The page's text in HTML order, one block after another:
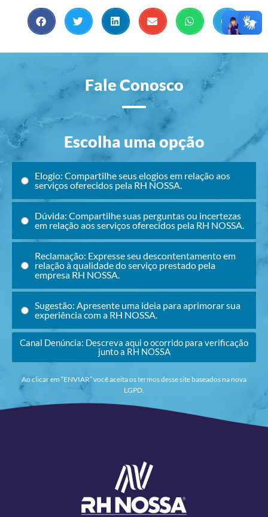
Fale Conosco
Escolha uma opção
Elogio: Compartilhe seus elogios em relação aos
serviços oferecidos pela RH NOSSA.
Dúvida: Compartilhe suas perguntas ou incertezas
em relação aos serviços oferecidos pela RH NOSSA.
Reclamação: Expresse seu descontentamento em
relação à qualidade do serviço prestado pela
empresa RH NOSSA.
Sugestão: Apresente uma ideia para aprimorar sua
experiência com a RH NOSSA.
Canal Denúncia: Descreva aqui o ocorrido para verificação
junto a RH NOSSA
Ao clicar em “ENVIAR” você aceita os termos desse site baseados na nova
LGPD.